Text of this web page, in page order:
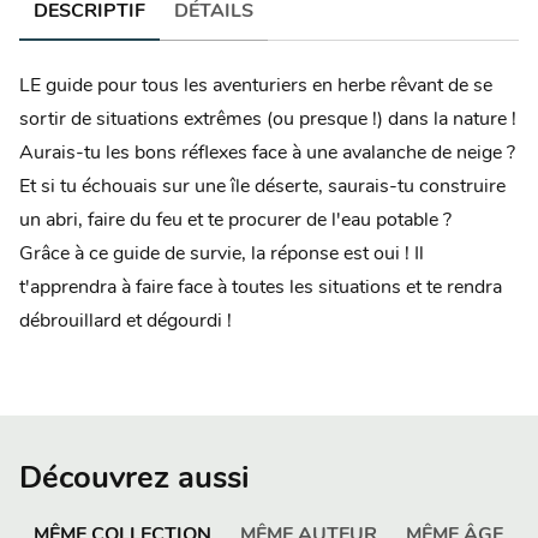
DESCRIPTIF DÉTAILS
LE guide pour tous les aventuriers en herbe rêvant de se
sortir de situations extrêmes (ou presque !) dans la nature !
Aurais-tu les bons réflexes face à une avalanche de neige ?
Et si tu échouais sur une île déserte, saurais-tu construire
un abri, faire du feu et te procurer de l'eau potable ?
Grâce à ce guide de survie, la réponse est oui ! Il
t'apprendra à faire face à toutes les situations et te rendra
débrouillard et dégourdi !
Découvrez aussi